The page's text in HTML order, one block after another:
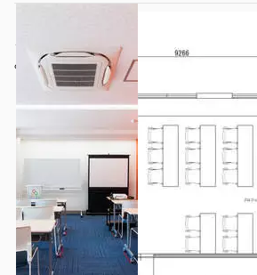
【名古屋の伏見駅徒歩1分】定員21名の
ジェクター含む備品・高速Wi-Fiが無料！
みんなの貸会議室 名古屋栄店